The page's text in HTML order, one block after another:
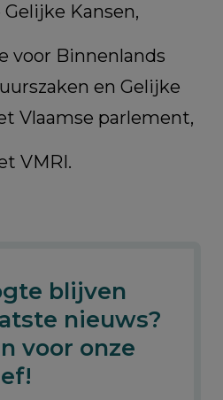
Kansen,
voor Binnenlands
en Gelijke
Vlaamse parlement,
VMRI.
blijven
nieuws?
voor onze